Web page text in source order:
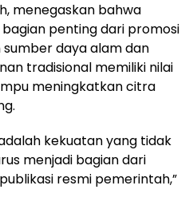
menegaskan bahwa
penting dari promosi
sumber daya alam dan
tradisional memiliki nilai
meningkatkan citra
kekuatan yang tidak
menjadi bagian dari
resmi pemerintah,”